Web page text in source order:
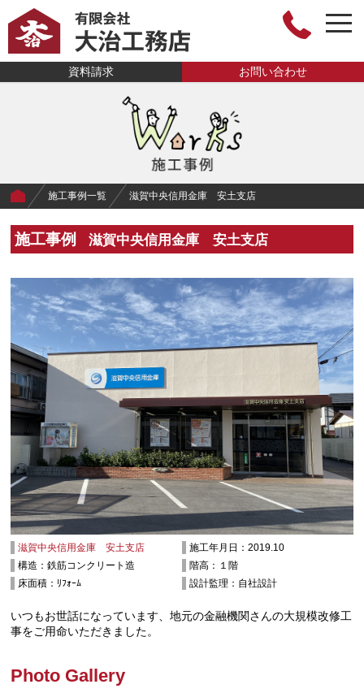
有限会社大治工
資料請求 お問い合わせ
施工事例一覧 滋賀中央信用金庫 安土支店
施工事例 滋賀中央信用金庫 安土支店
滋賀中央信用金庫 安土支店
施工年月日：2019.10
構造：鉄筋コンクリート造
階高：１階
床面積：ﾘﾌｫｰﾑ
設計監理：自社設計
いつもお世話になっています、地元の金融機関さんの大規模改修工
事をご用命いただきました。
Photo Gallery